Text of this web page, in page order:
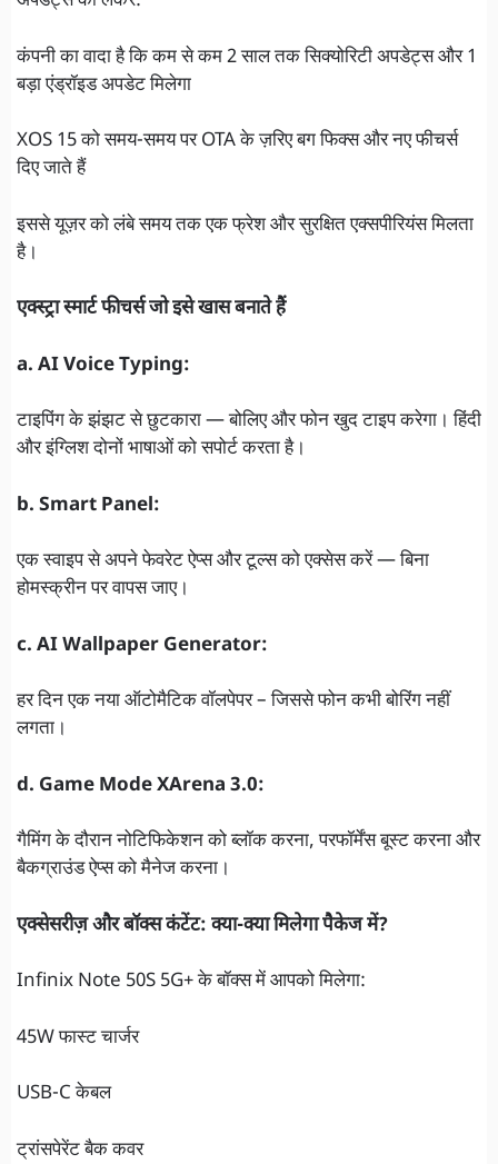
कंपनी का वादा है कि कम से कम 2 साल तक सिक्योरिटी अपडेट्स और 1
बड़ा एंड्रॉइड अपडेट मिलेगा
XOS 15 को समय-समय पर OTA के ज़रिए बग फिक्स और नए फीचर्स
दिए जाते हैं
इससे यूज़र को लंबे समय तक एक फ्रेश और सुरक्षित एक्सपीरियंस मिलता
है।
एक्स्ट्रा स्मार्ट फीचर्स जो इसे खास बनाते हैं
a. AI Voice Typing:
टाइपिंग के झंझट से छुटकारा — बोलिए और फोन खुद टाइप करेगा। हिंदी
और इंग्लिश दोनों भाषाओं को सपोर्ट करता है।
b. Smart Panel:
एक स्वाइप से अपने फेवरेट ऐप्स और टूल्स को एक्सेस करें — बिना
होमस्क्रीन पर वापस जाए।
c. AI Wallpaper Generator:
हर दिन एक नया ऑटोमैटिक वॉलपेपर – जिससे फोन कभी बोरिंग नहीं
लगता।
d. Game Mode XArena 3.0:
गैमिंग के दौरान नोटिफिकेशन को ब्लॉक करना, परफॉर्मेंस बूस्ट करना और
बैकग्राउंड ऐप्स को मैनेज करना।
एक्सेसरीज़ और बॉक्स कंटेंट: क्या-क्या मिलेगा पैकेज में?
Infinix Note 50S 5G+ के बॉक्स में आपको मिलेगा:
45W फास्ट चार्जर
USB-C केबल
ट्रांसपेरेंट बैक कवर